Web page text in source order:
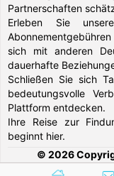
Partnerschaften
Erleben Sie
sich mit anderen
dauerhafte
Schließen Sie sich
bedeutungsvolle
Plattform entdecken.
Ihre Reise zur
beginnt hier.
© 2026